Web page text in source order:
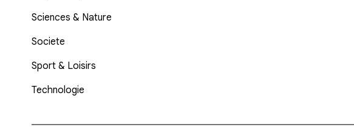
Sciences & Nature
Societe
Sport & Loisirs
Technologie